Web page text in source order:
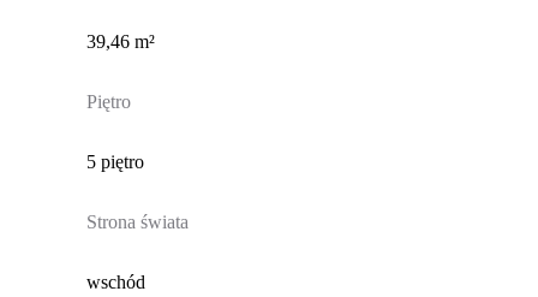
39,46 m²
Piętro
5 piętro
Strona świata
wschód